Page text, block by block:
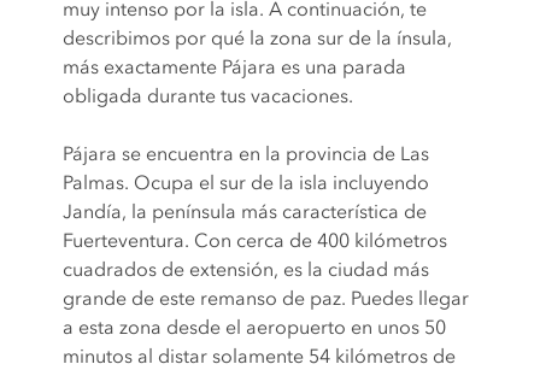
muy intenso por la isla. A continuación, te
describimos por qué la zona sur de la ínsula,
más exactamente Pájara es una parada
obligada durante tus vacaciones.
Pájara se encuentra en la provincia de Las
Palmas. Ocupa el sur de la isla incluyendo
Jandía, la península más característica de
Fuerteventura. Con cerca de 400 kilómetros
cuadrados de extensión, es la ciudad más
grande de este remanso de paz. Puedes llegar
a esta zona desde el aeropuerto en unos 50
minutos al distar solamente 54 kilómetros de